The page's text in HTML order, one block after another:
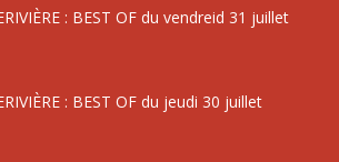
: BEST OF du vendreid 31 juillet
: BEST OF du jeudi 30 juillet